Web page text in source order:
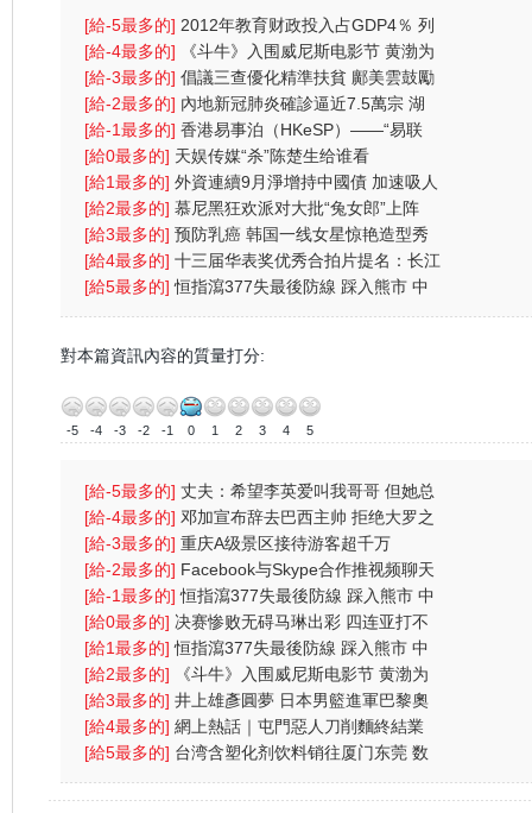
[給-5最多的] 2012年教育财政投入占GDP4％ 列
财政支出首位
[給-4最多的]
《斗牛》入围威尼斯电影节 黄渤为
戏受伤一
[給-3最多的] 倡議三查優化精準扶貧 鄺美雲鼓勵
中港學生
[給-2最多的] 內地新冠肺炎確診逼近7.5萬宗 湖
北逾2000人
[給-1最多的] 香港易事泊（HKeSP）——“易联
（eLink）”项目
[給0最多的] 天娱传媒“杀”陈楚生给谁看
[給1最多的] 外資連續9月淨增持中國債 加速吸人
幣資產
[給2最多的] 慕尼黑狂欢派对大批“兔女郎”上阵
(图)
[給3最多的] 预防乳癌 韩国一线女星惊艳造型秀
(图)
[給4最多的] 十三届华表奖优秀合拍片提名：长江
七号
[給5最多的]恒指瀉377失最後防線 踩入熊市 中
央放水無
對本篇資訊內容的質量打分:
-5 -4 -3 -2 -1 0 1 2 3 4 5
[給-5最多的] 丈夫：希望李英爱叫我哥哥 但她总
叫我总裁先
[給-4最多的] 邓加宣布辞去巴西主帅 拒绝大罗之
人含恨离
[給-3最多的] 重庆A级景区接待游客超千万
[給-2最多的] Facebook与Skype合作推视频聊天
功能
[給-1最多的]恒指瀉377失最後防線 踩入熊市 中
央放水無
[給0最多的] 决赛惨败无碍马琳出彩 四连亚打不
倒奥运会
[給1最多的]恒指瀉377失最後防線 踩入熊市 中
央放水無
[給2最多的]
《斗牛》入围威尼斯电影节 黄渤为
戏受伤一
[給3最多的] 井上雄彥圓夢 日本男籃進軍巴黎奧
運
[給4最多的] 網上熱話｜屯門惡人刀削麵終結業
網民：為兩蚊
[給5最多的] 台湾含塑化剂饮料销往厦门东莞 数
量约五六